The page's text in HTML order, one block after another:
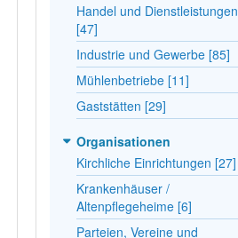
Handel und Dienstleistungen
[47]
Industrie und Gewerbe [85]
Mühlenbetriebe [11]
Gaststätten [29]
Organisationen
Kirchliche Einrichtungen [27]
Krankenhäuser /
Altenpflegeheime [6]
Parteien, Vereine und